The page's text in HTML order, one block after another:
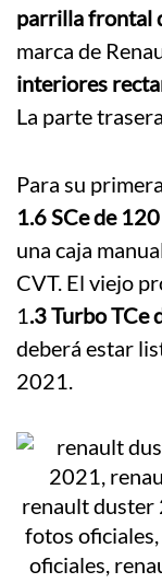
parrilla frontal
marca de
interiores
La parte
Para su
1.6 SCe de
una caja
CVT. El viejo
1.3 Turbo TCe
deberá estar
2021.